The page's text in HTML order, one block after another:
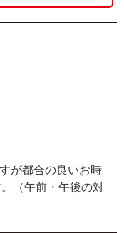
が都合の良いお時
（午前・午後の対